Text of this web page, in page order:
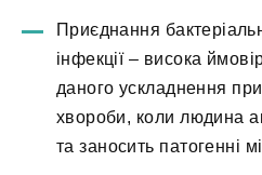
Приєднання
інфекції – висока
даного ускладнення
хвороби, коли людина
та заносить патогенні